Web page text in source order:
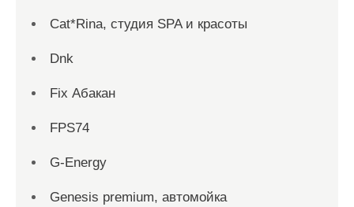
Cat*Rina, студия SPA и красоты
Dnk
Fix Абакан
FPS74
G-Energy
Genesis premium, автомойка